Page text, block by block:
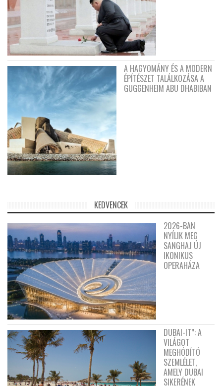
A HAGYOMÁNY ÉS A MODERN
ÉPÍTÉSZET TALÁLKOZÁSA A
GUGGENHEIM ABU DHABIBAN
KEDVENCEK
2026-BAN
NYÍLIK MEG
SANGHAJ ÚJ
IKONIKUS
OPERAHÁZA
DUBAI-IT”: A
VILÁGOT
MEGHÓDÍTÓ
SZEMLÉLET,
AMELY DUBAI
SIKERÉNEK